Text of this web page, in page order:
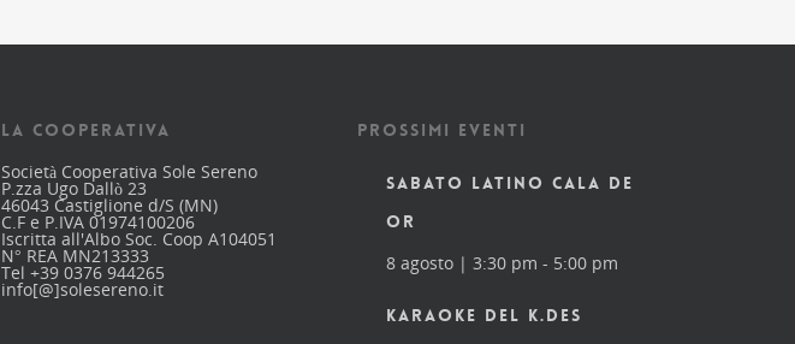
LA COOPERATIVA
Società Cooperativa Sole Sereno
P.zza Ugo Dallò 23
46043 Castiglione d/S (MN)
C.F e P.IVA 01974100206
Iscritta all'Albo Soc. Coop A104051
N° REA MN213333
Tel +39 0376 944265
info[@]solesereno.it
PROSSIMI EVENTI
SABATO LATINO CALA DE
OR
8 agosto | 3:30 pm - 5:00 pm
KARAOKE DEL K.DES